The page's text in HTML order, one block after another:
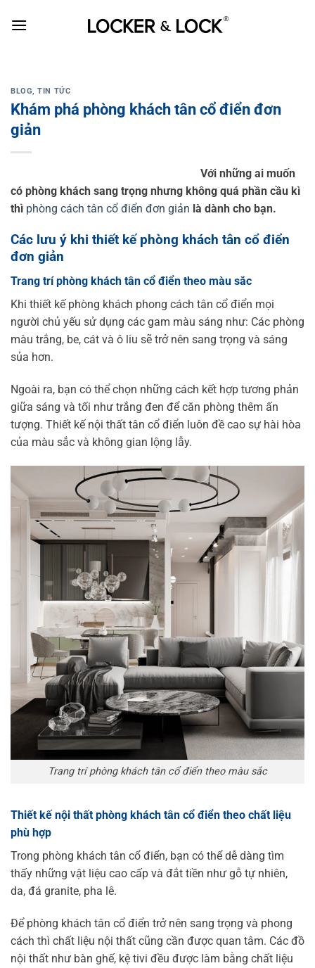
BLOG,TIN TỨC
Khám phá phòng khách tân cổ điển đơn
giản
Với những ai muốn
có phòng khách sang trọng nhưng không quá phần cầu kì
thì phòng cách tân cổ điển đơn giản là dành cho bạn.
Các lưu ý khi thiết kế phòng khách tân cổ điển
đơn giản
Trang trí phòng khách tân cổ điển theo màu sắc
Khi thiết kế phòng khách phong cách tân cổ điển mọi
người chủ yếu sử dụng các gam màu sáng như: Các phòng
màu trắng, be, cát và ô liu sẽ trở nên sang trọng và sáng
sủa hơn.
Ngoài ra, bạn có thể chọn những cách kết hợp tương phản
giữa sáng và tối như trắng đen để căn phòng thêm ấn
tượng. Thiết kế nội thất tân cổ điển luôn đề cao sự hài hòa
của màu sắc và không gian lộng lẫy.
Trang trí phòng khách tân cổ điển theo màu sắc
Thiết kế nội thất phòng khách tân cổ điển theo chất liệu
phù hợp
Trong phòng khách tân cổ điển, bạn có thể dễ dàng tìm
thấy những vật liệu cao cấp và đắt tiền như gỗ tự nhiên,
da, đá granite, pha lê.
Để phòng khách tân cổ điển trở nên sang trọng và phong
cách thì chất liệu nội thất cũng cần được quan tâm. Các đồ
nội thất như bàn ghế, kệ tivi đều được làm bằng chất liệu